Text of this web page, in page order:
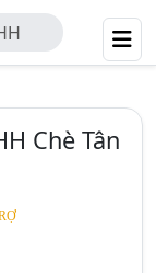
Chè Tân